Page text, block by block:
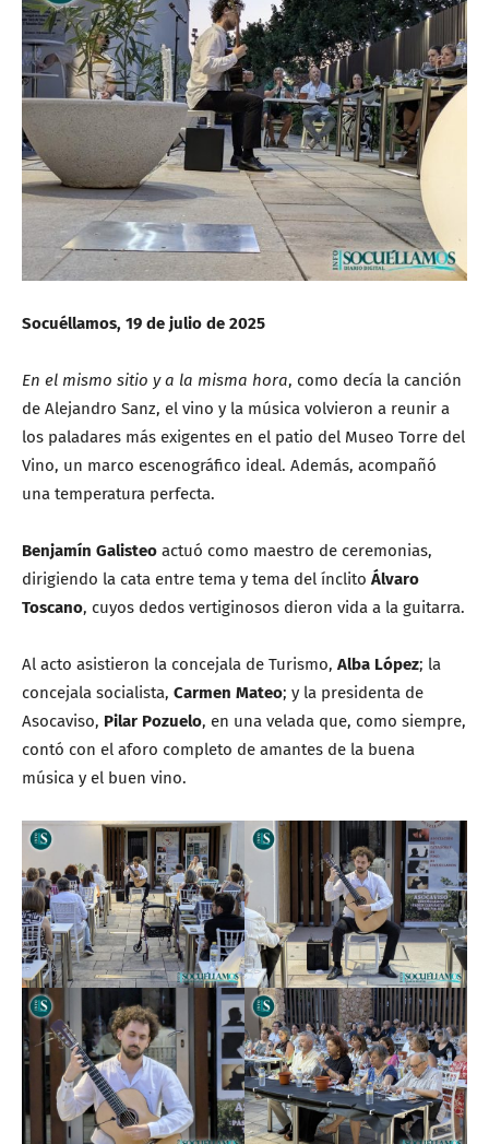
Socuéllamos, 19 de julio de 2025
En el mismo sitio y a la misma hora, como decía la canción
de Alejandro Sanz, el vino y la música volvieron a reunir a
los paladares más exigentes en el patio del Museo Torre del
Vino, un marco escenográfico ideal. Además, acompañó
una temperatura perfecta.
Benjamín Galisteo actuó como maestro de ceremonias,
dirigiendo la cata entre tema y tema del ínclito Álvaro
Toscano, cuyos dedos vertiginosos dieron vida a la guitarra.
Al acto asistieron la concejala de Turismo, Alba López; la
concejala socialista, Carmen Mateo; y la presidenta de
Asocaviso, Pilar Pozuelo, en una velada que, como siempre,
contó con el aforo completo de amantes de la buena
música y el buen vino.